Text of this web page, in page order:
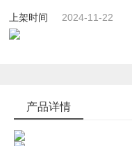
上架时间 2024-11-22
产品详情